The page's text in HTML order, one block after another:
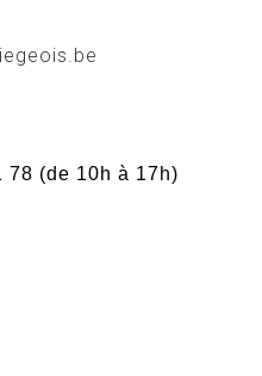
78 (de 10h à 17h)